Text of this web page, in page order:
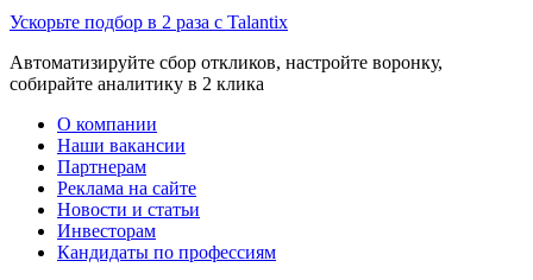
Ускорьте подбор в 2 раза с Talantix
Автоматизируйте сбор откликов, настройте воронку,
собирайте аналитику в 2 клика
О компании
Наши вакансии
Партнерам
Реклама на сайте
Новости и статьи
Инвесторам
Кандидаты по профессиям